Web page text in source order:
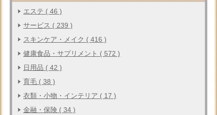
エステ ( 46 )
サービス ( 239 )
スキンケア・メイク ( 416 )
健康食品・サプリメント ( 572 )
日用品 ( 42 )
育毛 ( 38 )
衣類・小物・インテリア ( 17 )
金融・保険 ( 34 )